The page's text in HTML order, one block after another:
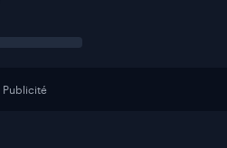
Publicité